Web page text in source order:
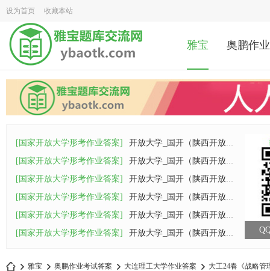
设为首页 收藏本站
雅宝 奥鹏作业
[国家开放大学形考作业答案]
开放大学_国开（陕西开放大学）26春《马克
[国家开放大学形考作业答案]
开放大学_国开（陕西开放大学）26春《计算
[国家开放大学形考作业答案]
开放大学_国开（陕西开放大学）26春《西方
[国家开放大学形考作业答案]
开放大学_国开（陕西开放大学）26春《管理
[国家开放大学形考作业答案]
开放大学_国开（陕西开放大学）26春《管理
[国家开放大学形考作业答案]
开放大学_国开（陕西开放大学）26春《管理
雅宝 奥鹏作业考试答案 大连理工大学作业答案 大工24春《战略管